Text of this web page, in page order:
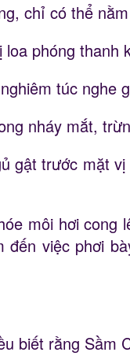
chỉ có thể
phóng
túc nghe
nháy mắt,
gật trước mặt
môi hơi cong
đến việc phơi
biết rằng Sầm